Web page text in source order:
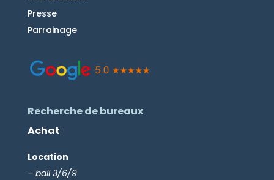
Presse
Parrainage
Recherche de bureaux
Achat
Location
– bail 3/6/9